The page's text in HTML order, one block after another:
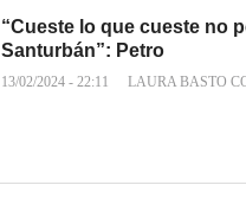
“Cueste lo que cueste no
Santurbán”: Petro
13/02/2024 - 22:11 LAURA BASTO